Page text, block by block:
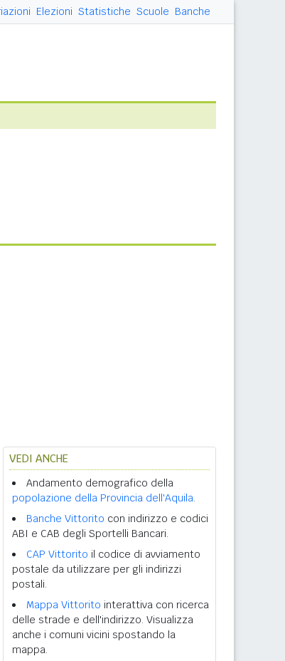
Elezioni Statistiche Scuole Banche
VEDI ANCHE
Andamento demografico della
popolazione della Provincia dell'Aquila.
Banche Vittorito con indirizzo e codici
ABI e CAB degli Sportelli Bancari.
CAP Vittorito il codice di avviamento
postale da utilizzare per gli indirizzi
postali.
Mappa Vittorito interattiva con ricerca
delle strade e dell'indirizzo. Visualizza
anche i comuni vicini spostando la
mappa.